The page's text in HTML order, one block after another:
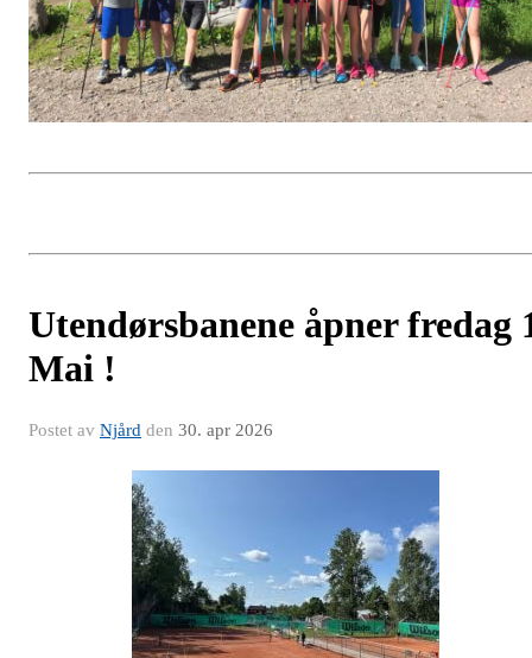
Utendørsbanene åpner fredag
Mai !
Postet av Njård den 30. apr 2026